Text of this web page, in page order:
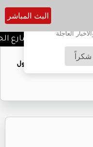
العاجلة
شكراً
البث المباشر
دعارة في شارع
مكاسب مادية.. هل تحول